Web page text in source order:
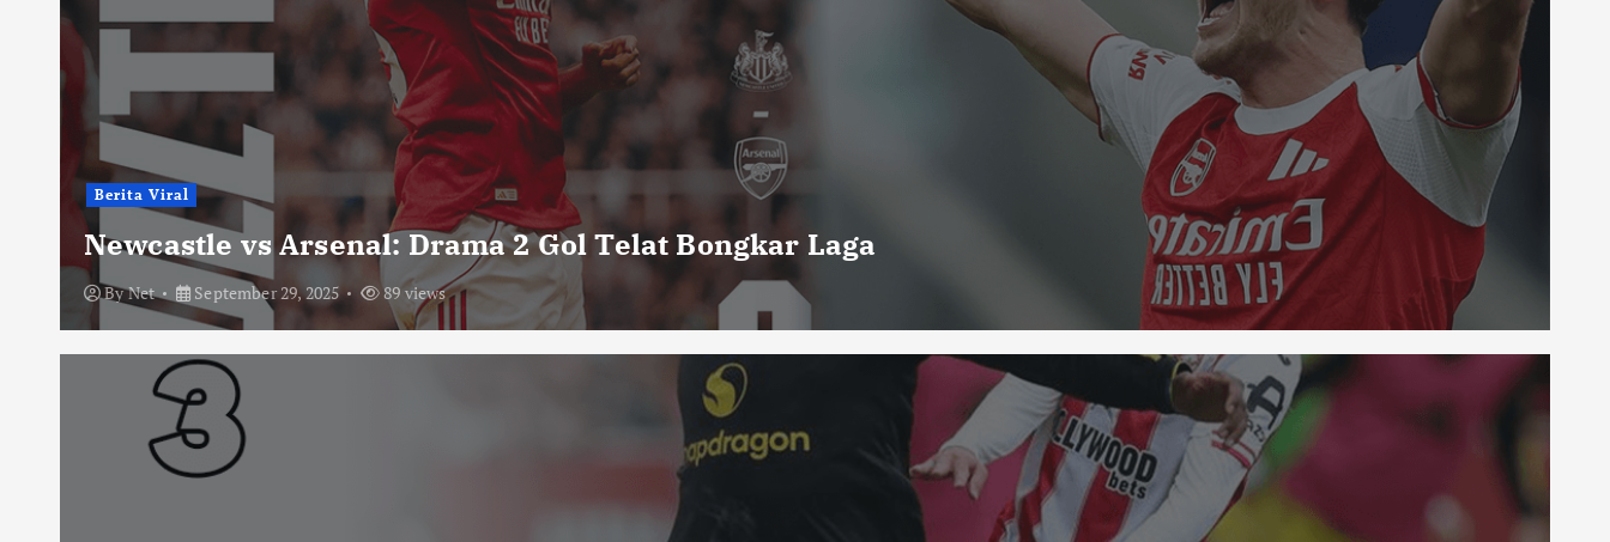
Berita Viral
Newcastle vs Arsenal: Drama 2 Gol Telat Bongkar Laga
ByNet September 29, 2025 89 views